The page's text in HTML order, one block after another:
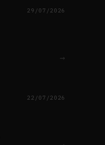
29/07/2026
→
22/07/2026